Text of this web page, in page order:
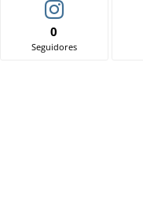
0
Seguidores